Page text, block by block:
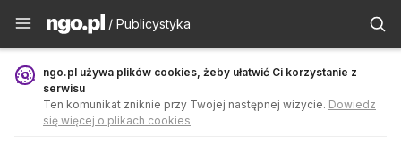
Publicystyka - ngo.pl
/ Publicystyka
ngo.pl używa plików cookies, żeby ułatwić Ci korzystanie z
serwisu
Ten komunikat zniknie przy Twojej następnej wizycie. Dowiedz
się więcej o plikach cookies